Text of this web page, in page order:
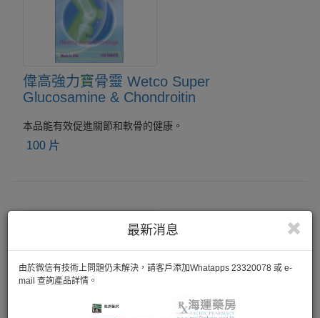
最新消息
由於微信有技術上問題仍未解決，請客戶添加Whatapps 23320078 或 e-
mail 查詢產品詳情。
偉高強力寶骨靈 Wetco Super
Glucosamine & Chondroitin
本品能有效促進關節和軟骨的健康。
100 片